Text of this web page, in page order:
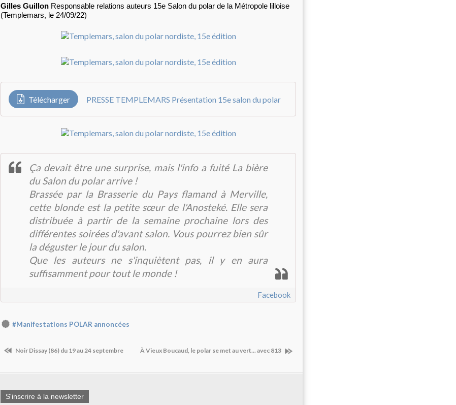
Gilles Guillon Responsable relations auteurs 15e Salon du polar de la Métropole lilloise
(Templemars, le 24/09/22)
Télécharger PRESSE TEMPLEMARS Présentation 15e salon du polar
Ça devait être une surprise, mais l'info a fuité La bière
du Salon du polar arrive !
Brassée par la Brasserie du Pays flamand à Merville,
cette blonde est la petite sœur de l'Anosteké. Elle sera
distribuée à partir de la semaine prochaine lors des
différentes soirées d'avant salon. Vous pourrez bien sûr
la déguster le jour du salon.
Que les auteurs ne s'inquiètent pas, il y en aura
suffisamment pour tout le monde !
Facebook
#Manifestations POLAR annoncées
Noir Dissay (86) du 19 au 24 septembre À Vieux Boucaud, le polar se met au vert... avec 813
S'inscrire à la newsletter